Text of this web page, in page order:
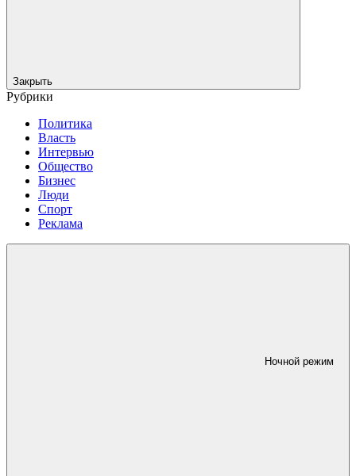
Закрыть
Рубрики
Политика
Власть
Интервью
Общество
Бизнес
Люди
Спорт
Реклама
Ночной режим